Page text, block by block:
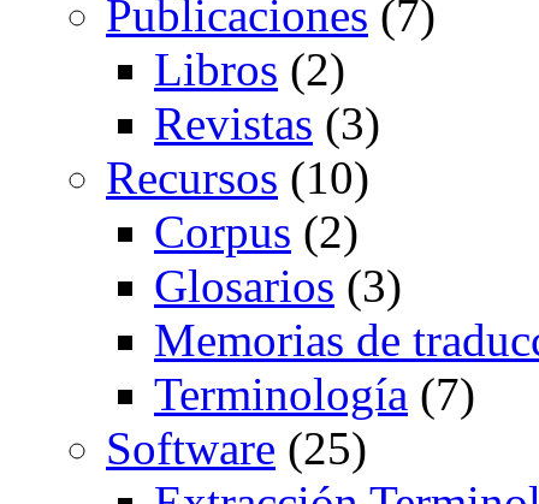
Publicaciones (7)
Libros (2)
Revistas (3)
Recursos (10)
Corpus (2)
Glosarios (3)
Memorias de
Terminología (7)
Software (25)